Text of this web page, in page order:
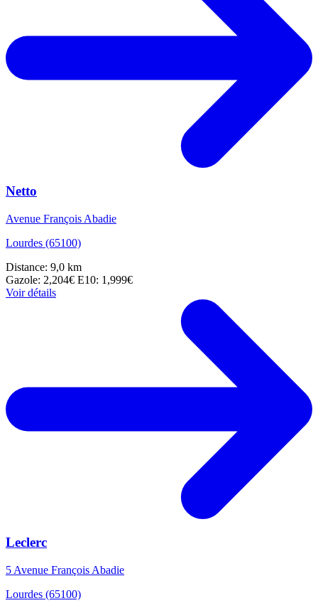
Netto
Avenue François Abadie
Lourdes (65100)
Distance: 9,0 km
Gazole: 2,204€ E10: 1,999€
Voir détails
Leclerc
5 Avenue François Abadie
Lourdes (65100)